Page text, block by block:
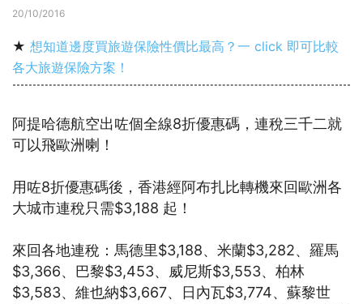
20/10/2016
★ 想知道邊度買旅遊保險性價比最高？一 click 即可比較
各大旅遊保險方案！
阿提哈德航空出咗個全線8折優惠碼，連稅三千二就
可以飛歐洲喇！
用咗8折優惠碼後，香港經阿布扎比轉機來回歐洲各
大城市連稅只需$3,188 起！
來回各地連稅：馬德里$3,188、米蘭$3,282、羅馬
$3,366、巴黎$3,453、威尼斯$3,553、柏林
$3,583、維也納$3,667、日內瓦$3,774、蘇黎世